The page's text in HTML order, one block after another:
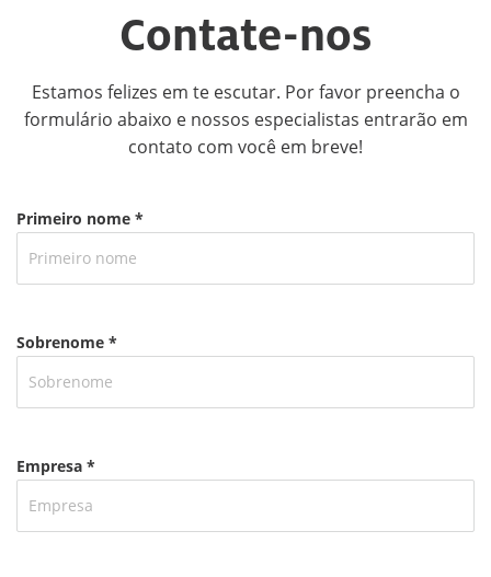
Contate-nos
Estamos felizes em te escutar. Por favor preencha o
formulário abaixo e nossos especialistas entrarão em
contato com você em breve!
Primeiro nome *
Sobrenome *
Empresa *